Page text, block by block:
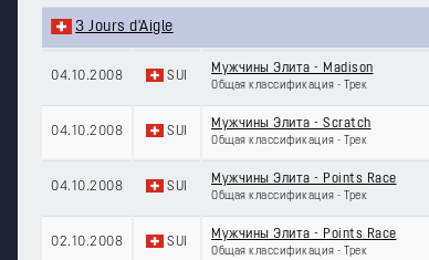
3 Jours d'Aigle
04.10.2008 SUI
Мужчины Элита - Madison
Общая классификация - Трек
04.10.2008 SUI
Мужчины Элита - Scratch
Общая классификация - Трек
04.10.2008 SUI
Мужчины Элита - Points Race
Общая классификация - Трек
02.10.2008 SUI
Мужчины Элита - Points Race
Общая классификация - Трек